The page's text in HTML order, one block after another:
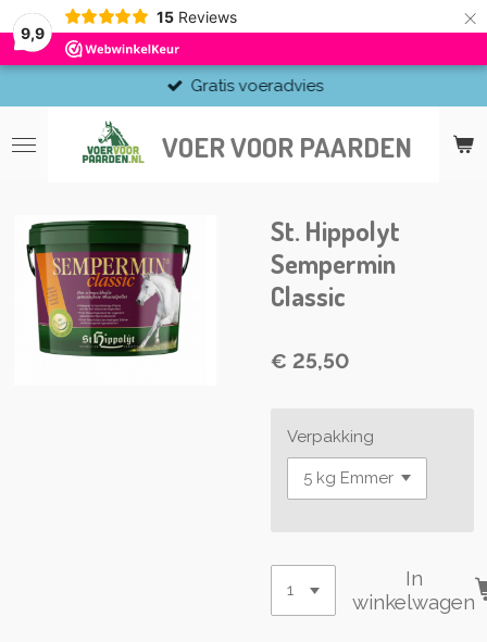
9,9
15 Reviews ×
VOER VOOR PAARDEN
Gratis voeradvies
St. Hippolyt
Sempermin
Classic
€ 25,50
Verpakking
In
winkelwagen